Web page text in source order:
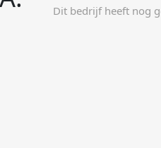
Dit bedrijf heeft nog